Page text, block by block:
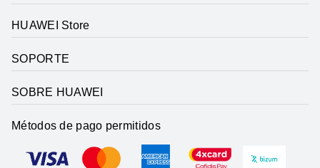
HUAWEI Store
SOPORTE
SOBRE HUAWEI
Métodos de pago permitidos